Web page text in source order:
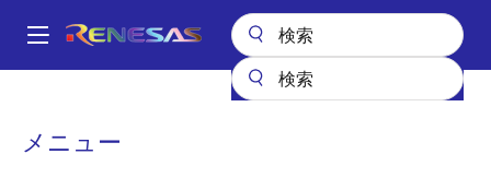
ン
Main
メニュー
パ
FIFO製品 非同期FIFO
7201